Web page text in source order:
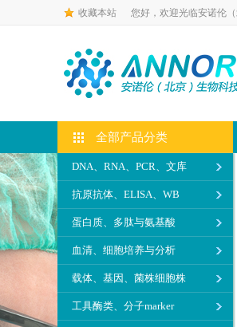
收藏本站 您好，欢迎光临安诺伦
全部产品分类
DNA、RNA、PCR、文库
抗原抗体、ELISA、WB
蛋白质、多肽与氨基酸
血清、细胞培养与分析
载体、基因、菌株细胞株
工具酶类、分子marker